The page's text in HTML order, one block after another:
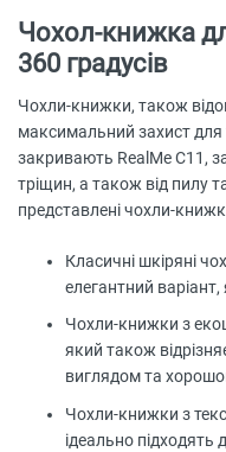
Чохол-книжка
360 градусів
Чохли-книжки, також
максимальний захист
закривають RealMe C11,
тріщин, а також від пилу
представлені чохли-
Класичні шкіряні
елегантний
Чохли-книжки з
який також
виглядом та
Чохли-книжки з
ідеально підходять